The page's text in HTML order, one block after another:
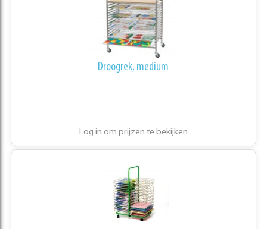
Droogrek, medium
Log in om prijzen te bekijken